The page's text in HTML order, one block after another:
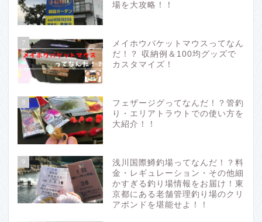
場を大攻略！！
7
メイホウバケットマウスってなん
だ！？ 収納例＆100均グッズで
カスタマイズ！
8
フェザージグってなんだ！？管釣
り・エリアトラウトでの使い方を
大紹介！！
9
浅川国際鱒釣場ってなんだ！？料
金・レギュレーション・その他細
かすぎる釣り場情報をお届け！東
京都にある老舗管理釣り場のクリ
アポンドを堪能せよ！！